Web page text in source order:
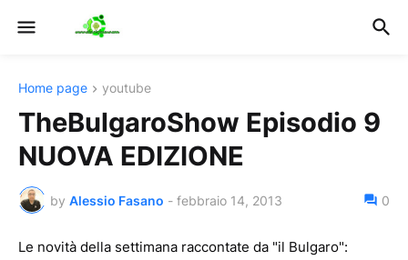
Home page youtube
TheBulgaroShow Episodio 9
NUOVA EDIZIONE
by Alessio Fasano - febbraio 14, 2013 0
Le novità della settimana raccontate da "il Bulgaro":